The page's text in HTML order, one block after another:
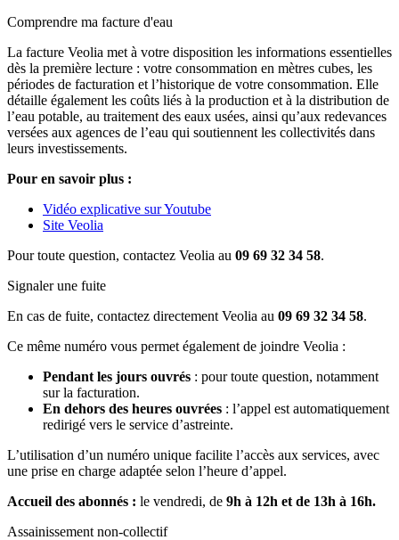
Comprendre ma facture d'eau
La facture Veolia met à votre disposition les informations essentielles
dès la première lecture : votre consommation en mètres cubes, les
périodes de facturation et l’historique de votre consommation. Elle
détaille également les coûts liés à la production et à la distribution de
l’eau potable, au traitement des eaux usées, ainsi qu’aux redevances
versées aux agences de l’eau qui soutiennent les collectivités dans
leurs investissements.
Pour en savoir plus :
Vidéo explicative sur Youtube
Site Veolia
Pour toute question, contactez Veolia au 09 69 32 34 58.
Signaler une fuite
En cas de fuite, contactez directement Veolia au 09 69 32 34 58.
Ce même numéro vous permet également de joindre Veolia :
Pendant les jours ouvrés : pour toute question, notamment
sur la facturation.
En dehors des heures ouvrées : l’appel est automatiquement
redirigé vers le service d’astreinte.
L’utilisation d’un numéro unique facilite l’accès aux services, avec
une prise en charge adaptée selon l’heure d’appel.
Accueil des abonnés : le vendredi, de 9h à 12h et de 13h à 16h.
Assainissement non-collectif